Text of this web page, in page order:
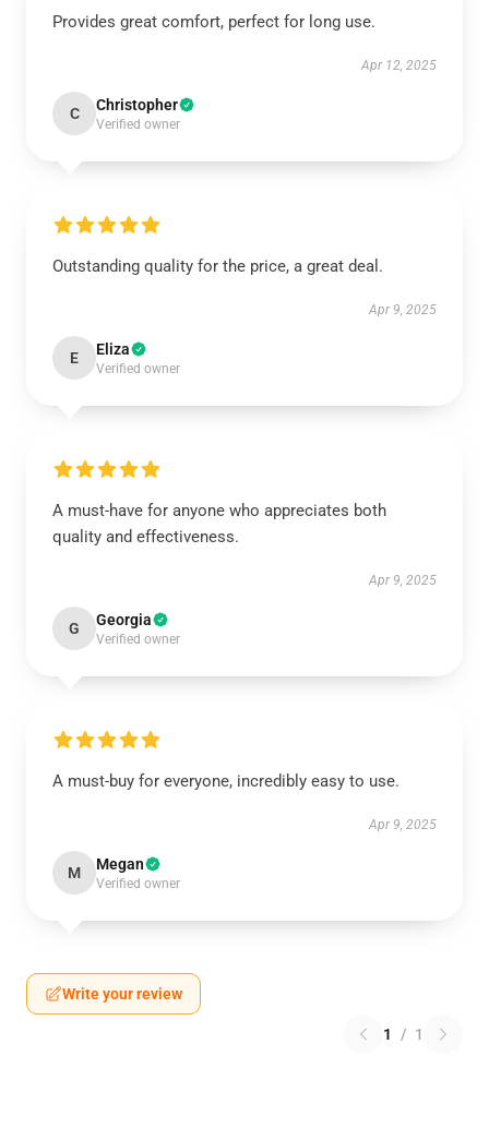
Provides great comfort, perfect for long use.
Apr 12, 2025
C Christopher
Verified owner
Outstanding quality for the price, a great deal.
Apr 9, 2025
E Eliza
Verified owner
A must-have for anyone who appreciates both
quality and effectiveness.
Apr 9, 2025
G Georgia
Verified owner
A must-buy for everyone, incredibly easy to use.
Apr 9, 2025
M Megan
Verified owner
Write your review
1 / 1